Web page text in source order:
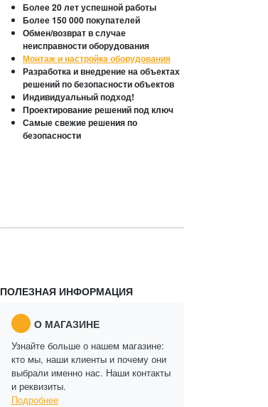
Более 20 лет успешной работы
Более 150 000 покупателей
Обмен/возврат в случае
неисправности оборудования
Монтаж и настройка оборудования
Разработка и внедрение на объектах
решений по безопасности объектов
Индивидуальный подход!
Проектирование решений под ключ
Самые свежие решения по
безопасности
ПОЛЕЗНАЯ ИНФОРМАЦИЯ
О МАГАЗИНЕ
Узнайте больше о нашем магазине:
кто мы, наши клиенты и почему они
выбрали именно нас. Наши контакты
и реквизиты.
Подробнее